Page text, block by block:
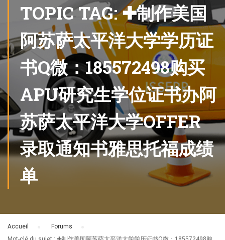
TOPIC TAG: ✚制作美国
阿苏萨太平洋大学学历证
书Q微：185572498购买
APU研究生学位证书办阿
苏萨太平洋大学OFFER
录取通知书雅思托福成绩
单
Accueil Forums